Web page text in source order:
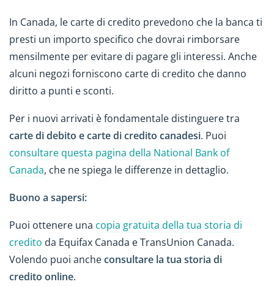
In Canada, le carte di credito prevedono che la banca ti
presti un importo specifico che dovrai rimborsare
mensilmente per evitare di pagare gli interessi. Anche
alcuni negozi forniscono carte di credito che danno
diritto a punti e sconti.
Per i nuovi arrivati è fondamentale distinguere tra
carte di debito e carte di credito canadesi. Puoi
consultare questa pagina della National Bank of
Canada, che ne spiega le differenze in dettaglio.
Buono a sapersi:
Puoi ottenere una copia gratuita della tua storia di
credito da Equifax Canada e TransUnion Canada.
Volendo puoi ancheconsultare la tua storia di
credito online.